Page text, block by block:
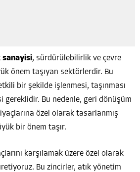
sanayisi, sürdürülebilirlik ve çevre
önem taşıyan sektörlerdir. Bu
bir şekilde işlenmesi, taşınması
gereklidir. Bu nedenle, geri dönüşüm
özel olarak tasarlanmış
bir önem taşır.
karşılamak üzere özel olarak
Bu zincirler, atık yönetim